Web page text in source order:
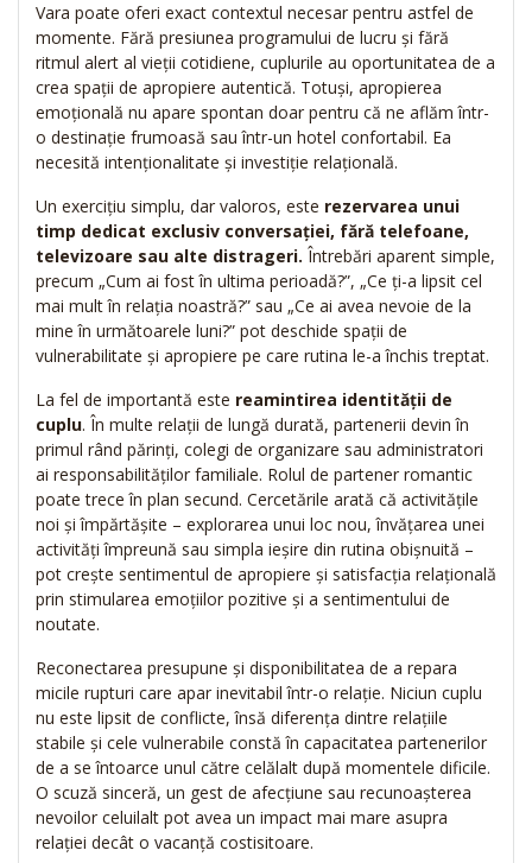
Vara poate oferi exact contextul necesar pentru astfel de
momente. Fără presiunea programului de lucru și fără
ritmul alert al vieții cotidiene, cuplurile au oportunitatea de a
crea spații de apropiere autentică. Totuși, apropierea
emoțională nu apare spontan doar pentru că ne aflăm într-
o destinație frumoasă sau într-un hotel confortabil. Ea
necesită intenționalitate și investiție relațională.
Un exercițiu simplu, dar valoros, este rezervarea unui
timp dedicat exclusiv conversației, fără telefoane,
televizoare sau alte distrageri. Întrebări aparent simple,
precum „Cum ai fost în ultima perioadă?”, „Ce ți-a lipsit cel
mai mult în relația noastră?” sau „Ce ai avea nevoie de la
mine în următoarele luni?” pot deschide spații de
vulnerabilitate și apropiere pe care rutina le-a închis treptat.
La fel de importantă este reamintirea identității de
cuplu. În multe relații de lungă durată, partenerii devin în
primul rând părinți, colegi de organizare sau administratori
ai responsabilităților familiale. Rolul de partener romantic
poate trece în plan secund. Cercetările arată că activitățile
noi și împărtășite – explorarea unui loc nou, învățarea unei
activități împreună sau simpla ieșire din rutina obișnuită –
pot crește sentimentul de apropiere și satisfacția relațională
prin stimularea emoțiilor pozitive și a sentimentului de
noutate.
Reconectarea presupune și disponibilitatea de a repara
micile rupturi care apar inevitabil într-o relație. Niciun cuplu
nu este lipsit de conflicte, însă diferența dintre relațiile
stabile și cele vulnerabile constă în capacitatea partenerilor
de a se întoarce unul către celălalt după momentele dificile.
O scuză sinceră, un gest de afecțiune sau recunoașterea
nevoilor celuilalt pot avea un impact mai mare asupra
relației decât o vacanță costisitoare.